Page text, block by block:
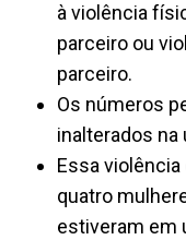
à violência
parceiro ou
parceiro.
Os números
inalterados na
Essa
quatro
estiveram em